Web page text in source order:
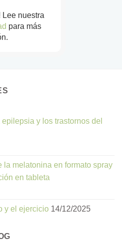
Lee nuestra
para más
y los trastornos del
melatonina en formato spray
en tableta
y el ejercicio 14/12/2025